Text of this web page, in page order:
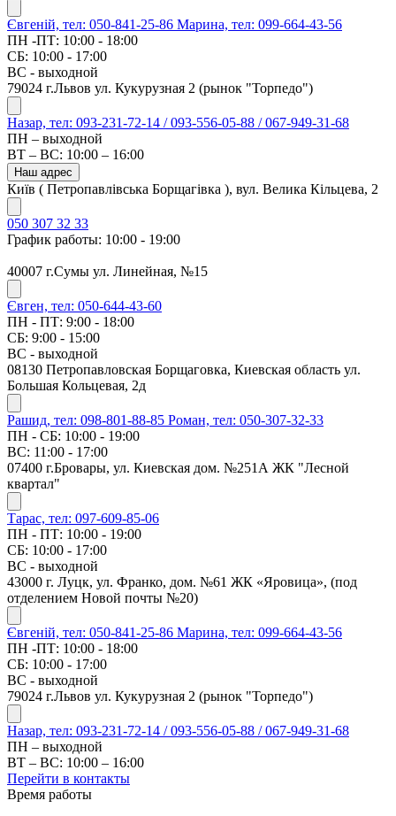
Євгеній, тел: 050-841-25-86 Марина, тел: 099-664-43-56
ПН -ПТ: 10:00 - 18:00
СБ: 10:00 - 17:00
ВС - выходной
79024 г.Львов ул. Кукурузная 2 (рынок "Торпедо")
Назар, тел: 093-231-72-14 / 093-556-05-88 / 067-949-31-68
ПН – выходной
ВТ – ВС: 10:00 – 16:00
Наш адрес
Київ ( Петропавлівська Борщагівка ), вул. Велика Кільцева, 2
050 307 32 33
График работы: 10:00 - 19:00
40007 г.Сумы ул. Линейная, №15
Євген, тел: 050-644-43-60
ПН - ПТ: 9:00 - 18:00
СБ: 9:00 - 15:00
ВС - выходной
08130 Петропавловская Борщаговка, Киевская область ул.
Большая Кольцевая, 2д
Рашид, тел: 098-801-88-85 Роман, тел: 050-307-32-33
ПН - СБ: 10:00 - 19:00
ВС: 11:00 - 17:00
07400 г.Бровары, ул. Киевская дом. №251А ЖК "Лесной
квартал"
Тарас, тел: 097-609-85-06
ПН - ПТ: 10:00 - 19:00
СБ: 10:00 - 17:00
ВС - выходной
43000 г. Луцк, ул. Франко, дом. №61 ЖК «Яровица», (под
отделением Новой почты №20)
Євгеній, тел: 050-841-25-86 Марина, тел: 099-664-43-56
ПН -ПТ: 10:00 - 18:00
СБ: 10:00 - 17:00
ВС - выходной
79024 г.Львов ул. Кукурузная 2 (рынок "Торпедо")
Назар, тел: 093-231-72-14 / 093-556-05-88 / 067-949-31-68
ПН – выходной
ВТ – ВС: 10:00 – 16:00
Перейти в контакты
Время работы